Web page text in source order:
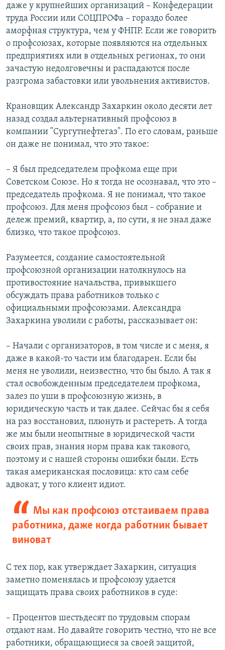
даже у крупнейших организаций – Конфедерации
труда России или СОЦПРОФа – гораздо более
аморфная структура, чем у ФНПР. Если же говорить
о профсоюзах, которые появляются на отдельных
предприятиях или в отдельных регионах, то они
зачастую недолговечны и распадаются после
разгрома забастовки или увольнения активистов.
Крановщик Александр Захаркин около десяти лет
назад создал альтернативный профсоюз в
компании "Сургутнефтегаз". По его словам, раньше
он даже не понимал, что это такое:
– Я был председателем профкома еще при
Советском Союзе. Но я тогда не осознавал, что это –
председатель профкома. Я не понимал, что такое
профсоюз. Для меня профсоюз был – собрание и
дележ премий, квартир, а, по сути, я не знал даже
близко, что такое профсоюз.
Разумеется, создание самостоятельной
профсоюзной организации натолкнулось на
противостояние начальства, привыкшего
обсуждать права работников только с
официальными профсоюзами. Александра
Захаркина уволили с работы, рассказывает он:
– Начали с организаторов, в том числе и с меня, я
даже в какой-то части им благодарен. Если бы
меня не уволили, неизвестно, что бы было. А так я
стал освобожденным председателем профкома,
залез по уши в профсоюзную жизнь, в
юридическую часть и так далее. Сейчас бы я себя
на раз восстановил, плюнуть и растереть. А тогда
же мы были неопытные в юридической части
своих прав, знания норм права как такового,
поэтому и с нашей стороны ошибки были. Есть
такая американская пословица: кто сам себе
адвокат, у того клиент идиот.
Мы как профсоюз отстаиваем права
работника, даже когда работник бывает
виноват
С тех пор, как утверждает Захаркин, ситуация
заметно поменялась и профсоюзу удается
защищать права своих работников в суде:
– Процентов шестьдесят по трудовым спорам
отдают нам. Но давайте говорить честно, что не все
работники, обращающиеся за своей защитой,